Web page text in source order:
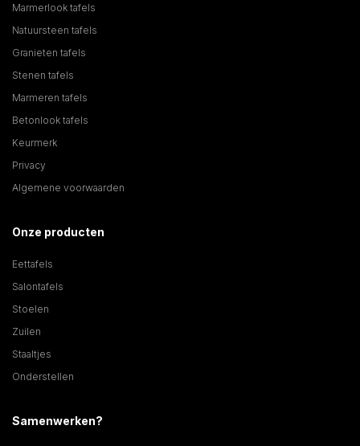
Marmerlook tafels
Natuursteen tafels
Granieten tafels
Stenen tafels
Marmeren tafels
Betonlook tafels
Keurmerk
Privacy
Algemene voorwaarden
Onze producten
Eettafels
Salontafels
Stoelen
Zuilen
Staaltjes
Onderstellen
Samenwerken?